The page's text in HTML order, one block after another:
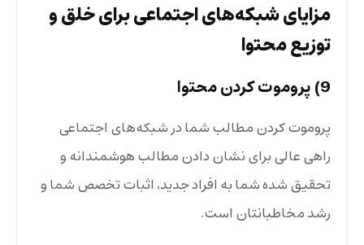
مزایای شبکه‌های اجتماعی برای خلق و
توزیع محتوا
9) پروموت کردن محتوا
پروموت کردن مطالب شما در شبکه‌های اجتماعی
راهی عالی برای نشان دادن مطالب هوشمندانه و
تحقیق شده شما به افراد جدید، اثبات تخصص شما و
رشد مخاطبانتان است.